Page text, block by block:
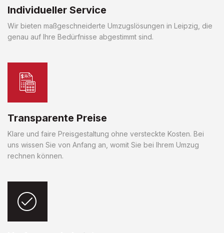
Individueller Service
Wir bieten maßgeschneiderte Umzugslösungen in Leipzig, die
genau auf Ihre Bedürfnisse abgestimmt sind.
Transparente Preise
Klare und faire Preisgestaltung ohne versteckte Kosten. Bei
uns wissen Sie von Anfang an, womit Sie bei Ihrem Umzug
rechnen können.